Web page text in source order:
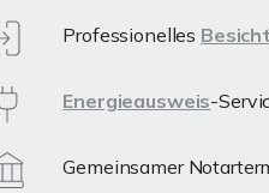
Professionelles
Energieausweis-
Gemeinsamer